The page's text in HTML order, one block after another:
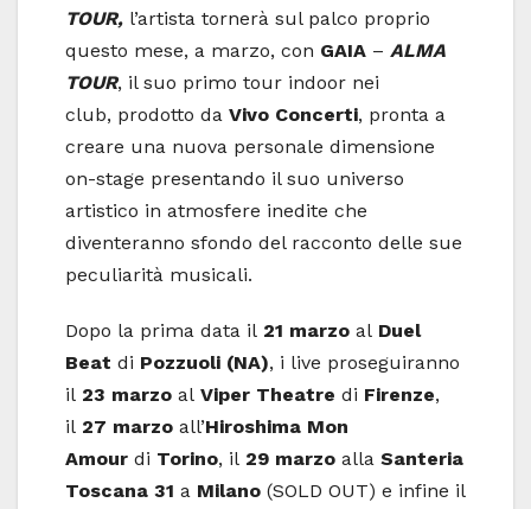
TOUR, l’artista tornerà sul palco proprio
questo mese, a marzo, con GAIA – ALMA
TOUR, il suo primo tour indoor nei
club, prodotto da Vivo Concerti, pronta a
creare una nuova personale dimensione
on-stage presentando il suo universo
artistico in atmosfere inedite che
diventeranno sfondo del racconto delle sue
peculiarità musicali.
Dopo la prima data il 21 marzo al Duel
Beat di Pozzuoli (NA), i live proseguiranno
il 23 marzo al Viper Theatre di Firenze,
il 27 marzo all’Hiroshima Mon
Amour di Torino, il 29 marzo alla Santeria
Toscana 31 a Milano (SOLD OUT) e infine il